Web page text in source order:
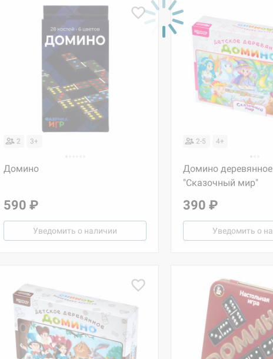
2 3+
Домино
590 ₽
Уведомить о наличии
2-5 4+
Домино деревянное
"Сказочный мир"
390 ₽
Уведомить о